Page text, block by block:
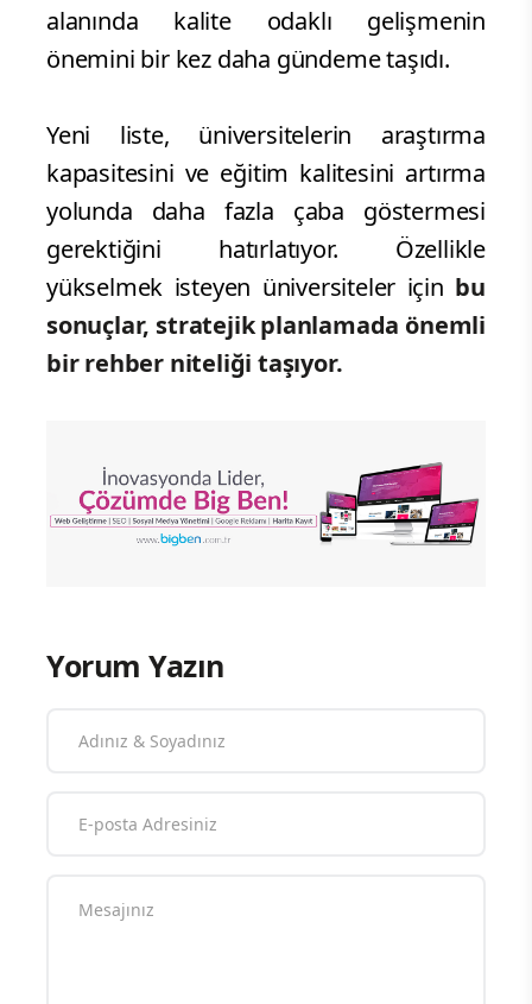
alanında kalite odaklı gelişmenin
önemini bir kez daha gündeme taşıdı.
Yeni liste, üniversitelerin araştırma
kapasitesini ve eğitim kalitesini artırma
yolunda daha fazla çaba göstermesi
gerektiğini hatırlatıyor. Özellikle
yükselmek isteyen üniversiteler için bu
sonuçlar, stratejik planlamada önemli
bir rehber niteliği taşıyor.
Yorum Yazın